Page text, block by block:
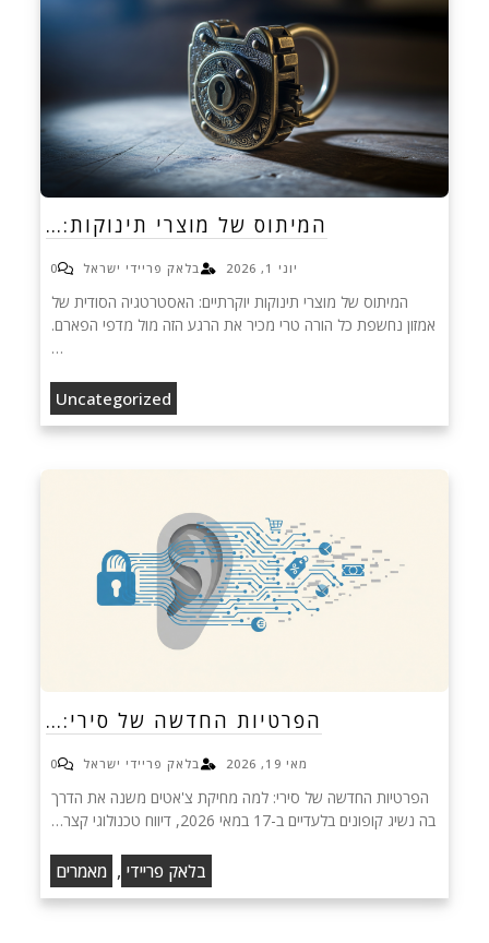
המיתוס של מוצרי תינוקות:…
יוני 1, 2026 בלאק פריידי ישראל 0
המיתוס של מוצרי תינוקות יוקרתיים: האסטרטגיה הסודית של
אמזון נחשפת כל הורה טרי מכיר את הרגע הזה מול מדפי הפארם.
…
Uncategorized
הפרטיות החדשה של סירי:…
מאי 19, 2026 בלאק פריידי ישראל 0
הפרטיות החדשה של סירי: למה מחיקת צ'אטים משנה את הדרך
בה נשיג קופונים בלעדיים ב-17 במאי 2026, דיווח טכנולוגי קצר…
בלאק פריידי , מאמרים